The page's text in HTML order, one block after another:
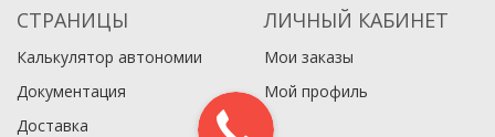
СТРАНИЦЫ
Калькулятор автономии
Документация
Доставка
ЛИЧНЫЙ КАБИНЕТ
Мои заказы
Мой профиль